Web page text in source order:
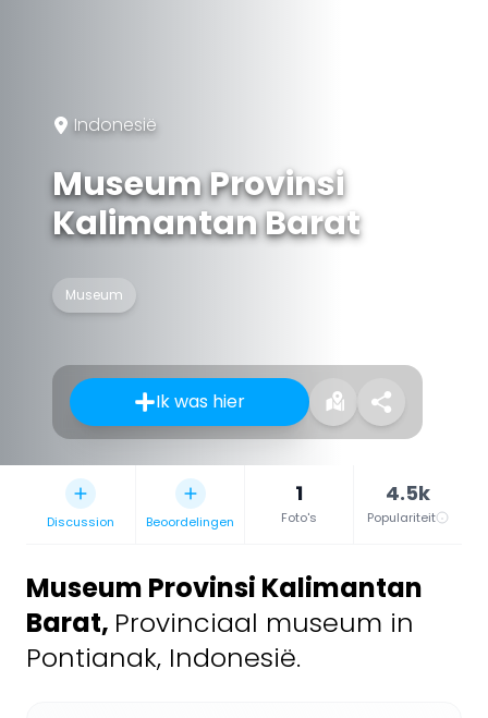
Indonesië
Museum Provinsi
Kalimantan Barat
Museum
Ik was hier
Discussion Beoordelingen
1
Foto's
4.5k
Populariteit
Museum Provinsi Kalimantan
Barat, Provinciaal museum in
Pontianak, Indonesië.